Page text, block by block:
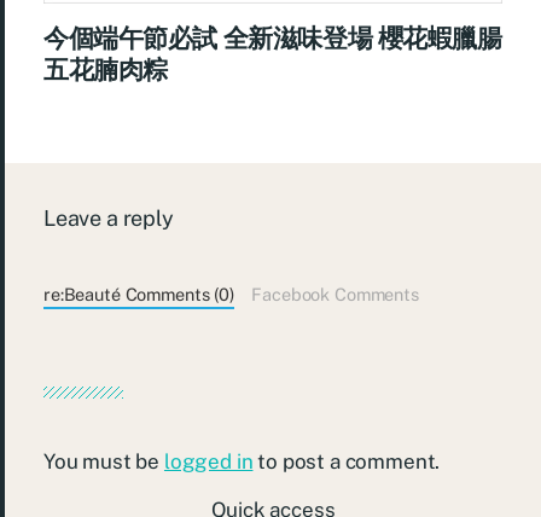
今個端午節必試 全新滋味登場 櫻花蝦臘腸
五花腩肉粽
Leave a reply
re:Beauté Comments (0) Facebook Comments
You must be logged in to post a comment.
Quick access